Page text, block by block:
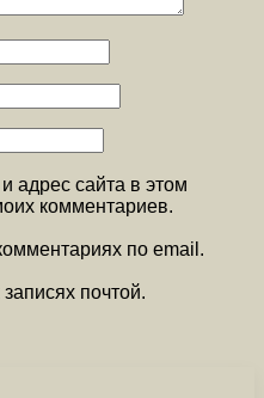
адрес сайта в этом
комментариев.
по email.
почтой.